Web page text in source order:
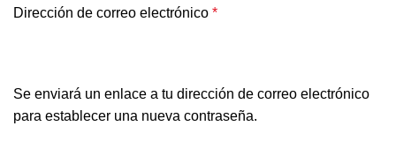
Dirección de correo electrónico *
Se enviará un enlace a tu dirección de correo electrónico
para establecer una nueva contraseña.